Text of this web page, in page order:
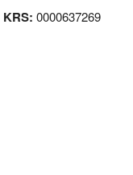
KRS: 0000637269